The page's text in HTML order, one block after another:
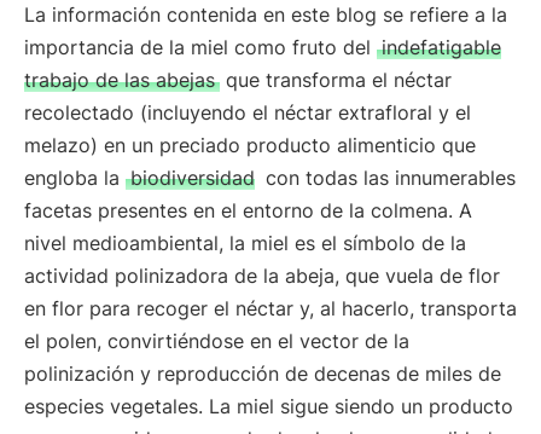
La información contenida en este blog se refiere a la
importancia de la miel como fruto del indefatigable
trabajo de las abejas que transforma el néctar
recolectado (incluyendo el néctar extrafloral y el
melazo) en un preciado producto alimenticio que
engloba la biodiversidad con todas las innumerables
facetas presentes en el entorno de la colmena. A
nivel medioambiental, la miel es el símbolo de la
actividad polinizadora de la abeja, que vuela de flor
en flor para recoger el néctar y, al hacerlo, transporta
el polen, convirtiéndose en el vector de la
polinización y reproducción de decenas de miles de
especies vegetales. La miel sigue siendo un producto